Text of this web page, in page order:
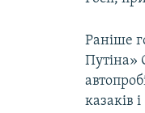
Раніше
Путіна»
казаків